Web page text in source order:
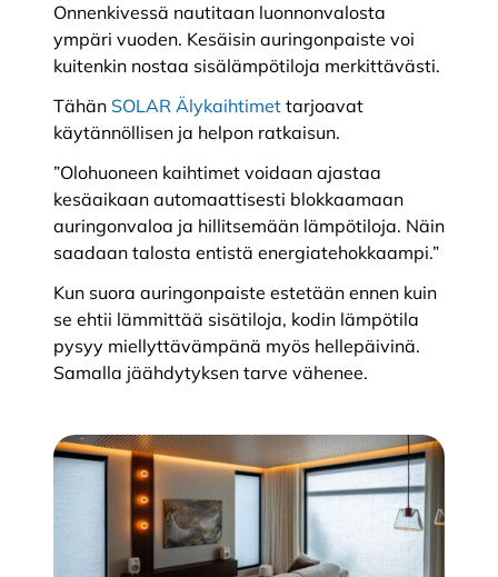
Onnenkivessä nautitaan luonnonvalosta
ympäri vuoden. Kesäisin auringonpaiste voi
kuitenkin nostaa sisälämpötiloja merkittävästi.
Tähän SOLAR Älykaihtimet tarjoavat
käytännöllisen ja helpon ratkaisun.
”Olohuoneen kaihtimet voidaan ajastaa
kesäaikaan automaattisesti blokkaamaan
auringonvaloa ja hillitsemään lämpötiloja. Näin
saadaan talosta entistä energiatehokkaampi.”
Kun suora auringonpaiste estetään ennen kuin
se ehtii lämmittää sisätiloja, kodin lämpötila
pysyy miellyttävämpänä myös hellepäivinä.
Samalla jäähdytyksen tarve vähenee.